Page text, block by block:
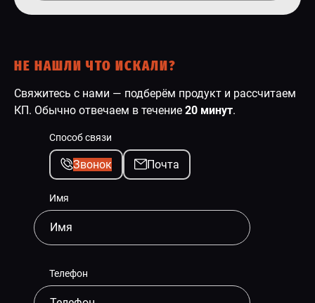
НЕ НАШЛИ ЧТО ИСКАЛИ?
Свяжитесь с нами — подберём продукт и рассчитаем
КП. Обычно отвечаем в течение 20 минут.
Способ связи
Звонок Почта
Имя
Телефон